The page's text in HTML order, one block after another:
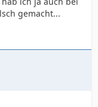
gemacht...